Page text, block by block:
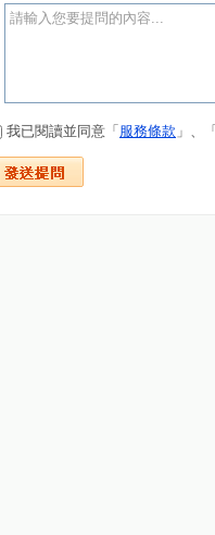
我已閱讀並同意「 服務條款 」、「